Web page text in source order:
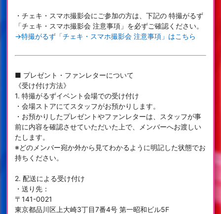
・チェキ・スマホ撮影会にご参加の方は、下記の 特撮がるず
「チェキ・スマホ撮影会 注意事項」を必ずご確認ください。
→特撮がるず「チェキ・スマホ撮影会 注意事項」はこちら
■ プレゼント・ファンレターについて
《受け付け方法》
1. 特撮がるずイベント会場での受け付け
・会場ストアにてスタッフがお預かりします。
・お預かりしたプレゼントやファンレターは、スタッフが事
前に内容を確認させていただいた上で、メンバーへお渡しい
たします。
※どのメンバー宛か外から見てわかるように明記した状態でお
持ちください。
2. 配送による受け付け
・送り先：
〒141-0021
東京都品川区上大崎3丁目7番4号 第一昭和ビル5F